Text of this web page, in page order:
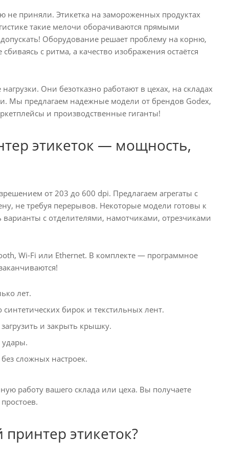
не приняли. Этикетка на замороженных продуктах
такие мелочи оборачиваются прямыми
Оборудование решает проблему на корню,
с ритма, а качество изображения остаётся
Они безотказно работают в цехах, на складах
Мы предлагаем надежные модели от брендов Godex,
и производственные гиганты!
этикеток — мощность,
от 203 до 600 dpi. Предлагаем агрегаты с
не требуя перерывов. Некоторые модели готовы к
варианты с отделителями, намотчиками, отрезчиками
Wi-Fi или Ethernet. В комплекте — программное
лет.
бирок и текстильных лент.
и закрыть крышку.
сложных настроек.
работу вашего склада или цеха. Вы получаете
этикеток?